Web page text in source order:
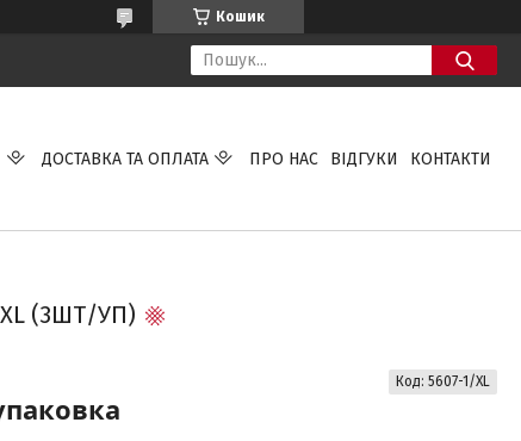
Кошик
ДОСТАВКА ТА ОПЛАТА ПРО НАС ВІДГУКИ КОНТАКТИ
(3ШТ/УП)
Код: 5607-1/XL